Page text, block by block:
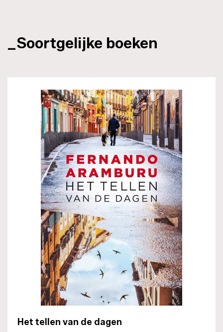
_Soortgelijke boeken
Het tellen van de dagen